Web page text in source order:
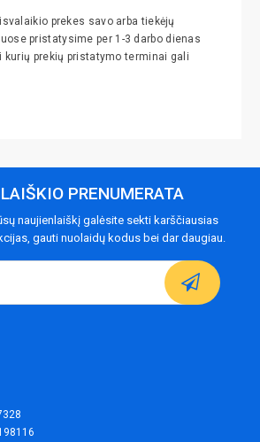
prekes savo arba tiekėjų
pristatysime per 1-3 darbo dienas
kurių prekių pristatymo terminai gali
PRENUMERATA
naujienlaiškį galėsite sekti karščiausias
gauti nuolaidų kodus bei dar daugiau.